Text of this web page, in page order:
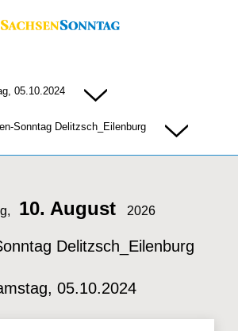
05.10.2024
Sonntag Delitzsch_Eilenburg
10. August 2026
Delitzsch_Eilenburg
05.10.2024